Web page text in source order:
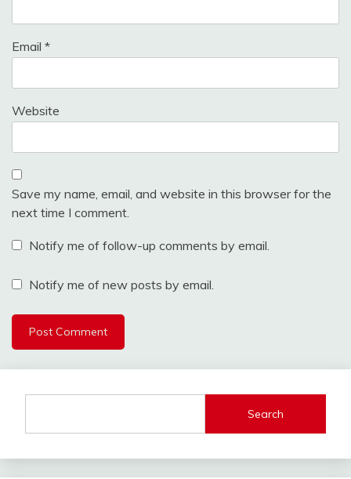
Email *
Website
Save my name, email, and website in this browser for the
next time I comment.
Notify me of follow-up comments by email.
Notify me of new posts by email.
Search